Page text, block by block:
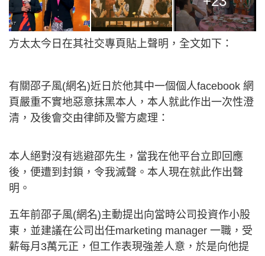
方太太今日在其社交專頁貼上聲明，全文如下：
有關邵子風(網名)近日於他其中一個個人facebook 網
頁嚴重不實地惡意抹黑本人，本人就此作出一次性澄
清，及後會交由律師及警方處理：
本人絕對沒有逃避邵先生，當我在他平台立即回應
後，便遭到封鎖，令我滅聲。本人現在就此作出聲
明。
五年前邵子風(網名)主動提出向當時公司投資作小股
東，並建議在公司出任marketing manager 一職，受
薪每月3萬元正，但工作表現強差人意，於是向他提